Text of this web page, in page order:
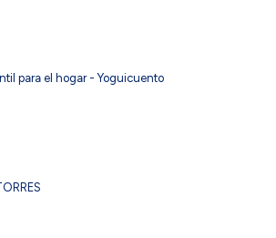
para el hogar - Yoguicuento